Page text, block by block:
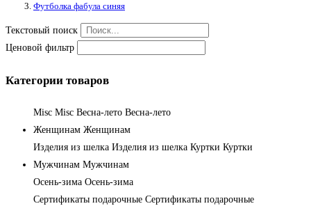
Футболка фабула синяя
Текстовый поиск
Ценовой фильтр
Категории товаров
Misc Misc Весна-лето Весна-лето
Женщинам Женщинам
Изделия из шелка Изделия из шелка Куртки Куртки
Мужчинам Мужчинам
Осень-зима Осень-зима
Сертификаты подарочные Сертификаты подарочные